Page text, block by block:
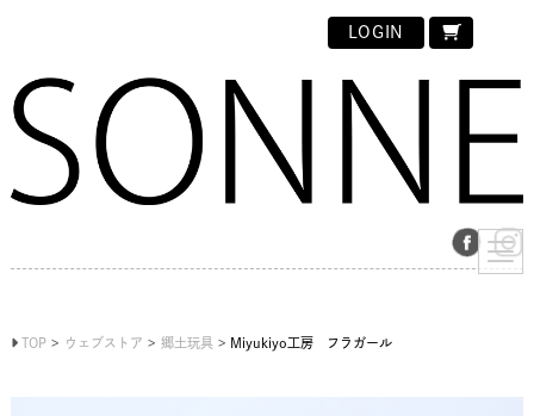
LOGIN
TOP ウェブストア 郷土玩具 Miyukiyo工房 フラガール